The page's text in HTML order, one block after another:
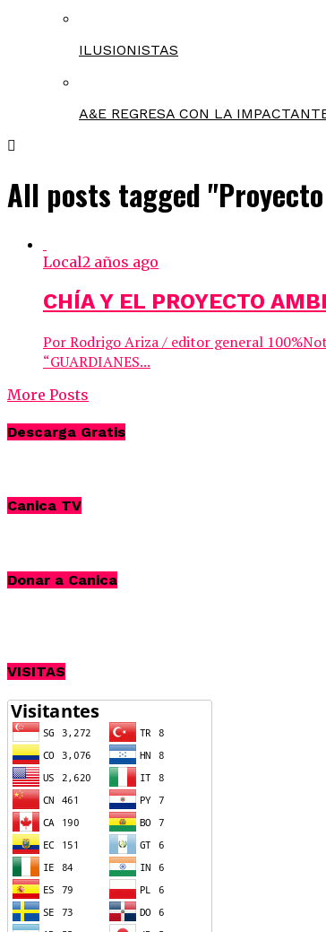
ILUSIONISTAS
A&E REGRESA CON LA
All posts tagged
Local2 años ago
CHÍA Y EL PROYECTO
Por Rodrigo Ariza / editor general
“GUARDIANES...
More Posts
Descarga Gratis
Canica TV
Donar a Canica
VISITAS